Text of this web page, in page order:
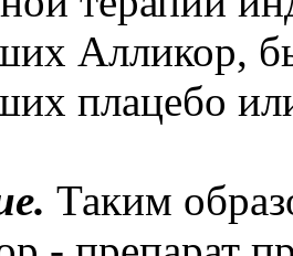
Алликор,
плацебо
Таким